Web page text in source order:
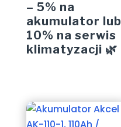
– 5% na
akumulator lub
10% na serwis
klimatyzacji 🌿